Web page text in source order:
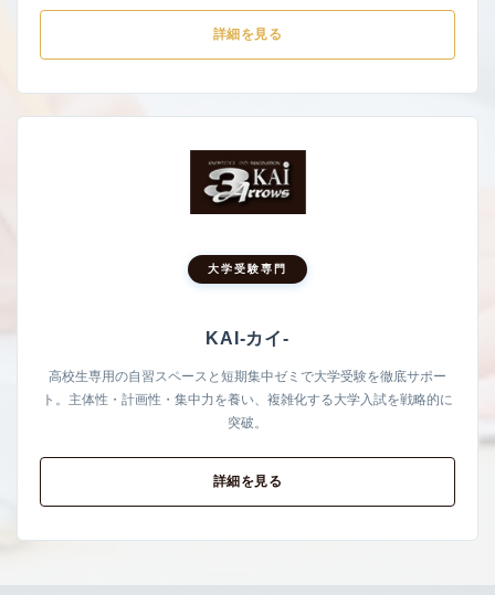
詳細を見る
大学受験専門
KAI-カイ-
高校生専用の自習スペースと短期集中ゼミで大学受験を徹底サポー
ト。主体性・計画性・集中力を養い、複雑化する大学入試を戦略的に
突破。
詳細を見る